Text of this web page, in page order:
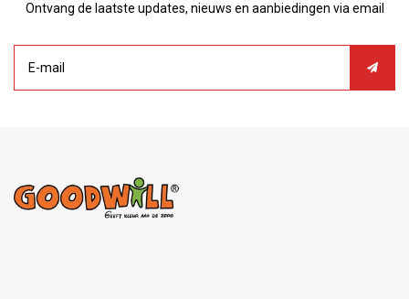
Ontvang de laatste updates, nieuws en aanbiedingen via email